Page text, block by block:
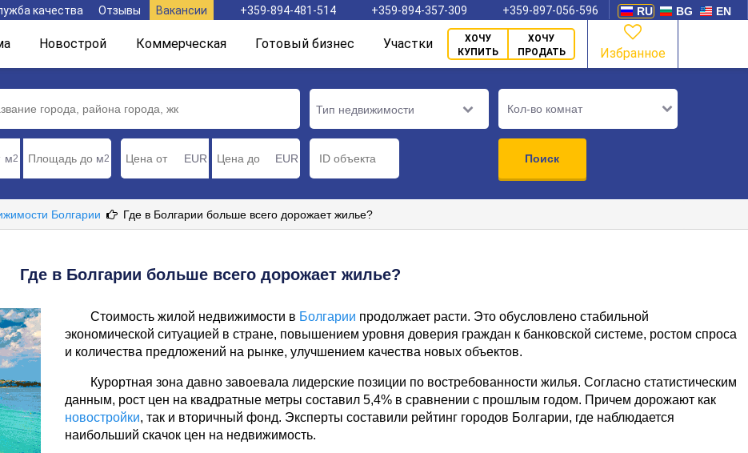
RU BG EN
качества Отзывы Вакансии +359-894-481-514 +359-894-357-309 +359-897-056-596
Новострой Коммерческая Готовый бизнес Участки
ХОЧУ
КУПИТЬ
ХОЧУ
ПРОДАТЬ
Избранное
м2 м2 EUR EUR
Тип недвижимости Кол-во комнат
Поиск
Болгарии Где в Болгарии больше всего дорожает жилье?
Где в Болгарии больше всего дорожает жилье?
Стоимость жилой недвижимости в Болгарии продолжает расти. Это обусловлено стабильной
экономической ситуацией в стране, повышением уровня доверия граждан к банковской системе, ростом спроса
и количества предложений на рынке, улучшением качества новых объектов.
Курортная зона давно завоевала лидерские позиции по востребованности жилья. Согласно статистическим
данным, рост цен на квадратные метры составил 5,4% в сравнении с прошлым годом. Причем дорожают как
новостройки, так и вторичный фонд. Эксперты составили рейтинг городов Болгарии, где наблюдается
наибольший скачок цен на недвижимость.